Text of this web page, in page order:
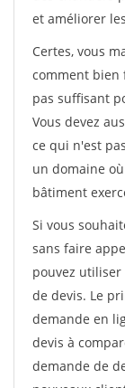
et améliorer
Certes, vous
comment bien
pas suffisant
Vous devez
ce qui n'est
un domaine
bâtiment
Si vous
sans faire
pouvez utiliser
de devis. Le
demande en
devis à
demande de